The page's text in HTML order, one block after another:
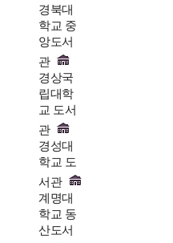
경북대
학교 중
앙도서
관
경상국
립대학
교 도서
관
경성대
학교 도
서관
계명대
학교 동
산도서